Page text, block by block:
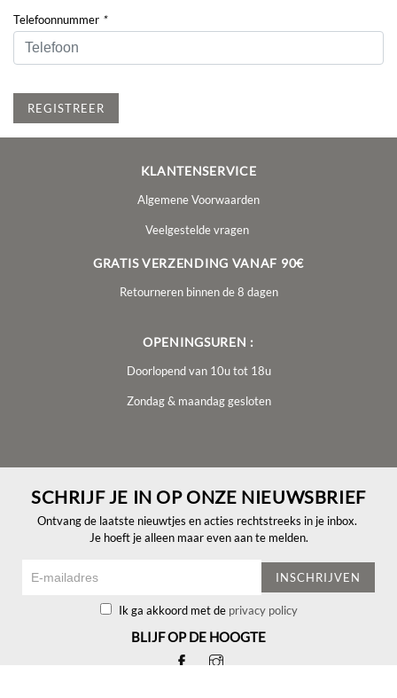
Telefoonnummer *
REGISTREER
KLANTENSERVICE
Algemene Voorwaarden
Veelgestelde vragen
GRATIS VERZENDING VANAF 90€
Retourneren binnen de 8 dagen
OPENINGSUREN :
Doorlopend van 10u tot 18u
Zondag & maandag gesloten
SCHRIJF JE IN OP ONZE NIEUWSBRIEF
Ontvang de laatste nieuwtjes en acties rechtstreeks in je inbox.
Je hoeft je alleen maar even aan te melden.
INSCHRIJVEN
Ik ga akkoord met de privacy policy
BLIJF OP DE HOOGTE